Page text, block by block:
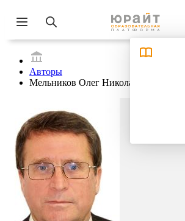
Авторы
Мельников Олег Николаевич